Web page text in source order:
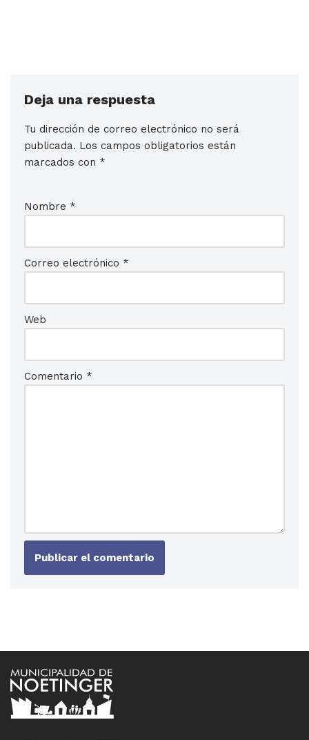
Deja una respuesta
Tu dirección de correo electrónico no será
publicada. Los campos obligatorios están
marcados con *
Nombre *
Correo electrónico *
Web
Comentario *